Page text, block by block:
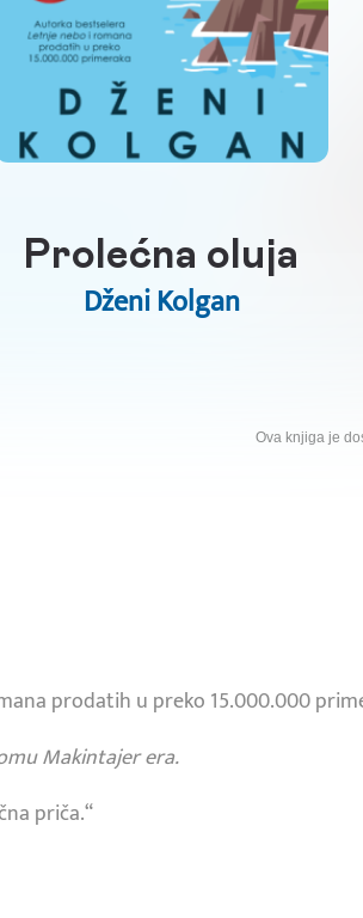
Prolećna oluja
Dženi Kolgan
Ova knjiga je
prodatih u preko 15.000.000
Makintajer era.
priča.“